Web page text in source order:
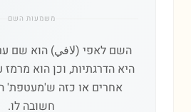
משמעות השם
השם לאפי (لافي) הוא שם
היא הדרגתיות, וכן הוא
אחרים או כזה ש'מעטפת'
חשובה לו.